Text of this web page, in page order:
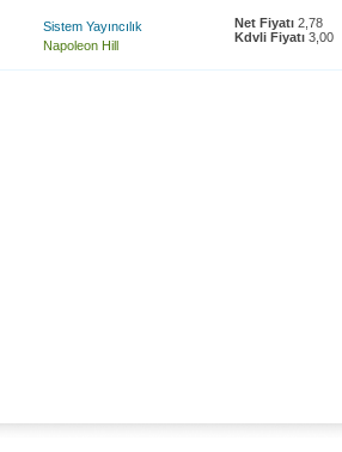
Sistem Yayıncılık
Napoleon Hill
Net Fiyatı 2,78
Kdvli Fiyatı 3,00